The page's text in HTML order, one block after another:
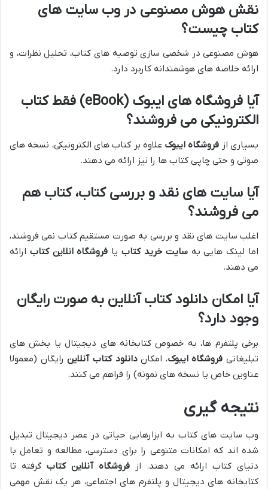
نقش هوش مصنوعی در وب سایت های
کتاب چیست؟
هوش مصنوعی در شخصی سازی توصیه های کتاب، تحلیل نظرات، و
ارائه خلاصه های هوشمندانه کاربرد دارد.
آیا فروشگاه های ایبوک (eBook) فقط کتاب
الکترونیکی می فروشند؟
بسیاری از فروشگاه ایبوک علاوه بر کتاب های الکترونیکی، نسخه های
صوتی و حتی چاپی کتاب ها را نیز ارائه می دهند.
آیا سایت های نقد و بررسی کتاب، کتاب هم
می فروشند؟
اغلب سایت های نقد و بررسی به صورت مستقیم کتاب نمی فروشند،
اما لینک هایی بهسایت خرید کتابیا فروشگاه انلاین کتاب ارائه
می دهند.
آیا امکان دانلود کتاب آنلاین به صورت رایگان
وجود دارد؟
برخی پلتفرم ها، به خصوص کتابخانه های دیجیتال یا بخش های
تبلیغاتی فروشگاه ایبوک، امکاندانلود کتاب آنلاینرایگان (معمولا
عناوین خاص یا نسخه های نمونه) را فراهم می کنند.
نتیجه گیری
وب سایت های کتاب به ابزارهایی حیاتی در عصر دیجیتال تبدیل
شده اند که امکانات متنوعی را برای دسترسی، مطالعه و تعامل با
دنیای کتاب ارائه می دهند. از فروشگاه آنلاین کتاب گرفته تا
کتابخانه های دیجیتال و پلتفرم های اجتماعی، هر یک نقش مهمی